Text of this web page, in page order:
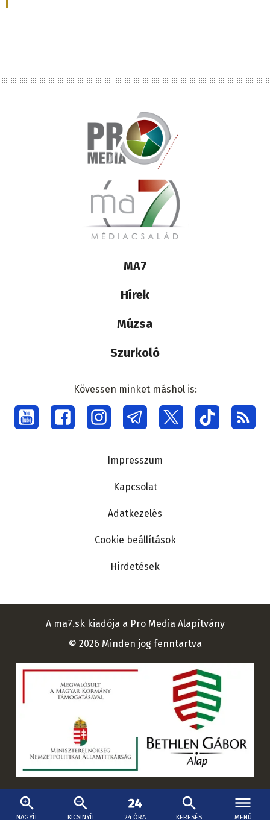
NAGYÍT KICSINYÍT 24 ÓRA KERESÉS MENÜ
Lábléc
médiacsalád
MA7
Hírek
Múzsa
Szurkoló
Social
menu
Kövessen minket máshol is:
Impresszum
Kapcsolat
Adatkezelés
Cookie beállítások
Hirdetések
A ma7.sk kiadója a Pro Media Alapítvány
© 2026 Minden jog fenntartva